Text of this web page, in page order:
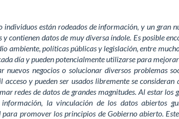
están rodeados de información, y un gran
y contienen datos de muy diversa índole. Es posible
ambiente, políticas públicas y legislación, entre
día y pueden potencialmente utilizarse para
nuevos negocios o solucionar diversos problemas
acceso y pueden ser usados libremente se consideran
redes de datos de grandes magnitudes. Al estar los
la vinculación de los datos abiertos
promover los principios de Gobierno abierto.